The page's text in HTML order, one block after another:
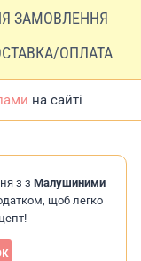
ЗАМОВЛЕННЯ
ОПЛАТА
на сайті
з з Малушиними
щоб легко